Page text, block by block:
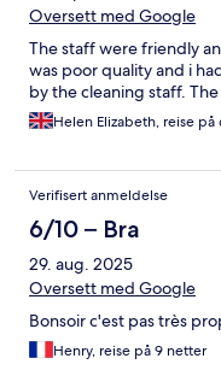
Oversett med Google
The staff were friendly
was poor quality and i
by the cleaning staff.
Helen Elizabeth, reise på
Verifisert anmeldelse
6/10 – Bra
29. aug. 2025
Oversett med Google
Bonsoir c'est pas très
Henry, reise på 9 netter